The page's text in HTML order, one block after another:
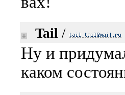
Tail /
Ну и
каком